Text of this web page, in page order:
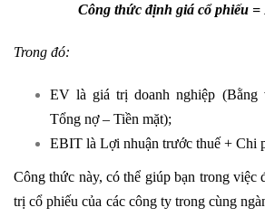
Công thức định giá cổ phiếu
Trong đó:
EV là giá trị doanh nghiệp
Tổng nợ – Tiền mặt);
EBIT là Lợi nhuận trước thuế + Chi
Công thức này, có thể giúp bạn trong việc
trị cổ phiếu của các công ty trong cùng